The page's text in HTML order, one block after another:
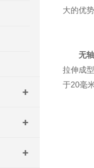
大的优势
无
拉伸成
于20毫